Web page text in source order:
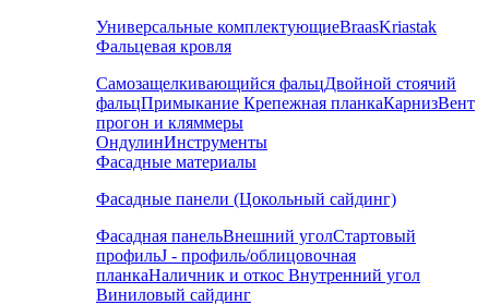
Универсальные комплектующиеBraasKriastak
Фальцевая кровля
Самозащелкивающийся фальцДвойной стоячий
фальцПримыкание Крепежная планкаКарнизВент
прогон и кляммеры
ОндулинИнструменты
Фасадные материалы
Фасадные панели (Цокольный сайдинг)
Фасадная панельВнешний уголСтартовый
профильJ - профиль/облицовочная
планкаНаличник и откос Внутренний угол
Виниловый сайдинг